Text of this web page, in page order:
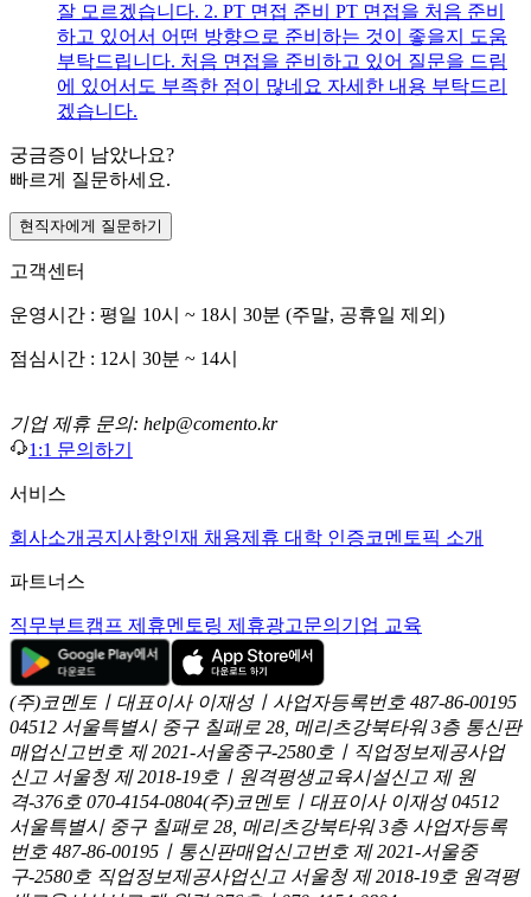
잘 모르겠습니다. 2. PT 면접 준비 PT 면접을 처음 준비
하고 있어서 어떤 방향으로 준비하는 것이 좋을지 도움
부탁드립니다. 처음 면접을 준비하고 있어 질문을 드림
에 있어서도 부족한 점이 많네요 자세한 내용 부탁드리
겠습니다.
궁금증이 남았나요?
빠르게 질문하세요.
현직자에게 질문하기
고객센터
운영시간 : 평일 10시 ~ 18시 30분 (주말, 공휴일 제외)
점심시간 : 12시 30분 ~ 14시
기업 제휴 문의: help@comento.kr
1:1 문의하기
서비스
회사소개 공지사항인재 채용제휴 대학 인증코멘토픽 소개
파트너스
직무부트캠프 제휴멘토링 제휴광고문의 기업 교육
(주)코멘토ㅣ대표이사 이재성ㅣ사업자등록번호 487-86-00195
04512 서울특별시 중구 칠패로 28, 메리츠강북타워 3층 통신판
매업신고번호 제 2021-서울중구-2580호ㅣ직업정보제공사업
신고 서울청 제 2018-19호ㅣ원격평생교육시설신고 제 원
격-376호 070-4154-0804(주)코멘토ㅣ대표이사 이재성 04512
서울특별시 중구 칠패로 28, 메리츠강북타워 3층 사업자등록
번호 487-86-00195ㅣ통신판매업신고번호 제 2021-서울중
구-2580호 직업정보제공사업신고 서울청 제 2018-19호 원격평